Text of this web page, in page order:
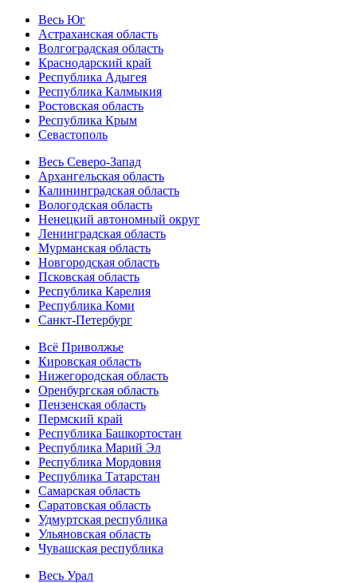
Весь Юг
Астраханская область
Волгоградская область
Краснодарский край
Республика Адыгея
Республика Калмыкия
Ростовская область
Республика Крым
Севастополь
Весь Северо-Запад
Архангельская область
Калининградская область
Вологодская область
Ненецкий автономный округ
Ленинградская область
Мурманская область
Новгородская область
Псковская область
Республика Карелия
Республика Коми
Санкт-Петербург
Всё Приволжье
Кировская область
Нижегородская область
Оренбургская область
Пензенская область
Пермский край
Республика Башкортостан
Республика Марий Эл
Республика Мордовия
Республика Татарстан
Самарская область
Саратовская область
Удмуртская республика
Ульяновская область
Чувашская республика
Весь Урал